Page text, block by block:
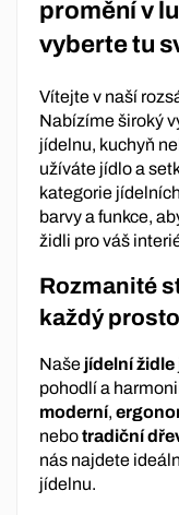
promění v
vyberte tu
Vítejte v naší
Nabízíme široký
jídelnu, kuchyň
užíváte jídlo a
kategorie
barvy a funkce,
židli pro váš
Rozmanité
každý
Naše jídelní židle
pohodlí a
moderní,
nebotradiční
nás najdete
jídelnu.